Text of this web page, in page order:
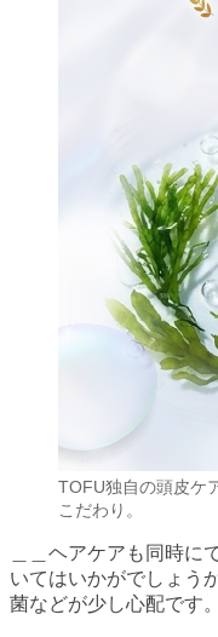
TOFU独自の頭皮ケ
こだわり。
＿＿ヘアケアも同時に
いてはいかがでしょう
菌などが少し心配です。